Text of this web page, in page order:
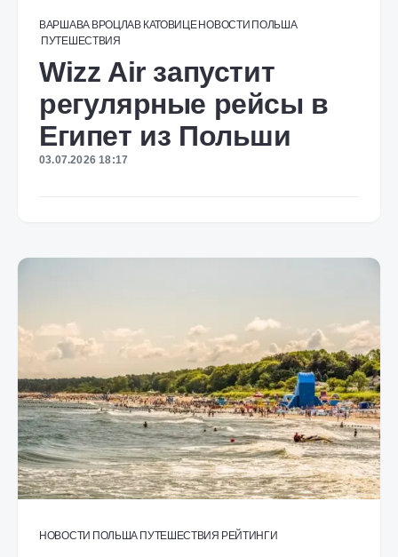
ВАРШАВА ВРОЦЛАВ КАТОВИЦЕ НОВОСТИ ПОЛЬША
ПУТЕШЕСТВИЯ
Wizz Air запустит
регулярные рейсы в
Египет из Польши
03.07.2026 18:17
НОВОСТИ ПОЛЬША ПУТЕШЕСТВИЯ РЕЙТИНГИ